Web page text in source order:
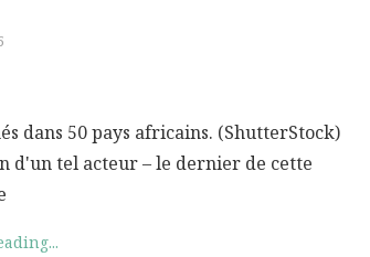
dans 50 pays africains. (ShutterStock)
d'un tel acteur – le dernier de cette